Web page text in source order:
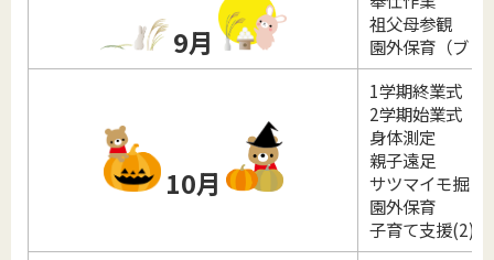
9月
祖父母参観
園外保育（ブド
10月
1学期終業式
2学期始業式
身体測定
親子遠足
サツマイモ掘り
園外保育
子育て支援(2)